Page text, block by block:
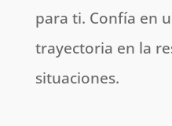
para ti. Confía en
trayectoria en la
situaciones.